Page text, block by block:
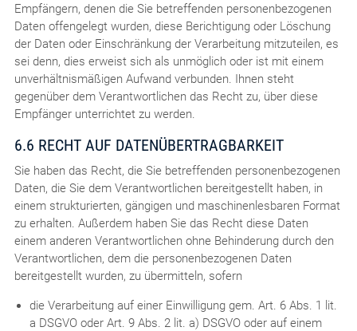
Empfängern, denen die Sie betreffenden personenbezogenen
Daten offengelegt wurden, diese Berichtigung oder Löschung
der Daten oder Einschränkung der Verarbeitung mitzuteilen, es
sei denn, dies erweist sich als unmöglich oder ist mit einem
unverhältnismäßigen Aufwand verbunden. Ihnen steht
gegenüber dem Verantwortlichen das Recht zu, über diese
Empfänger unterrichtet zu werden.
6.6 RECHT AUF DATENÜBERTRAGBARKEIT
Sie haben das Recht, die Sie betreffenden personenbezogenen
Daten, die Sie dem Verantwortlichen bereitgestellt haben, in
einem strukturierten, gängigen und maschinenlesbaren Format
zu erhalten. Außerdem haben Sie das Recht diese Daten
einem anderen Verantwortlichen ohne Behinderung durch den
Verantwortlichen, dem die personenbezogenen Daten
bereitgestellt wurden, zu übermitteln, sofern
die Verarbeitung auf einer Einwilligung gem. Art. 6 Abs. 1 lit.
a DSGVO oder Art. 9 Abs. 2 lit. a) DSGVO oder auf einem